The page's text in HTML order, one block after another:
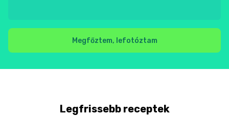
Megfőztem, lefotóztam
Legfrissebb receptek